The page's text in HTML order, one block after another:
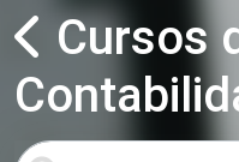
Cursos